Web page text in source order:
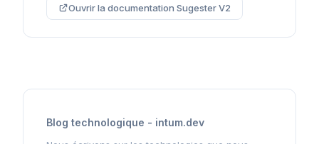
Ouvrir la documentation Sugester V2
Blog technologique - intum.dev